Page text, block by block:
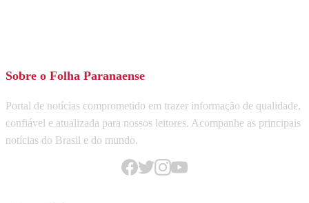
Sobre o Folha Paranaense
Portal de notícias comprometido em trazer informação de qualidade,
confiável e atualizada para nossos leitores. Acompanhe as principais
notícias do Brasil e do mundo.